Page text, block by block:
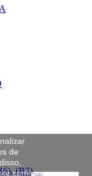
de
com
(B7),...